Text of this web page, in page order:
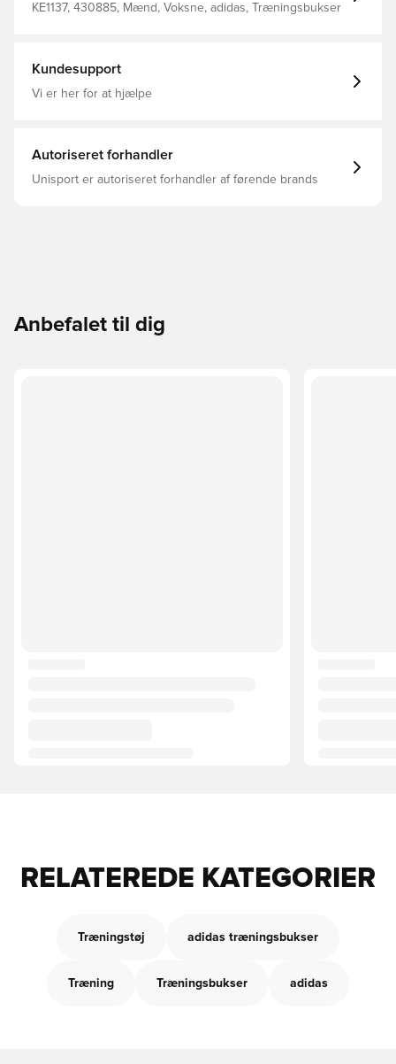
KE1137, 430885, Mænd, Voksne, adidas, Træningsbukser
Kundesupport
Vi er her for at hjælpe
Autoriseret forhandler
Unisport er autoriseret forhandler af førende brands
Anbefalet til dig
RELATEREDE KATEGORIER
Træningstøj adidas træningsbukser
Træning Træningsbukser adidas